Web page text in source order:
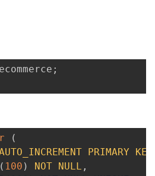
;
(
PRIMARY KEY
( 100 ) NOT NULL ,